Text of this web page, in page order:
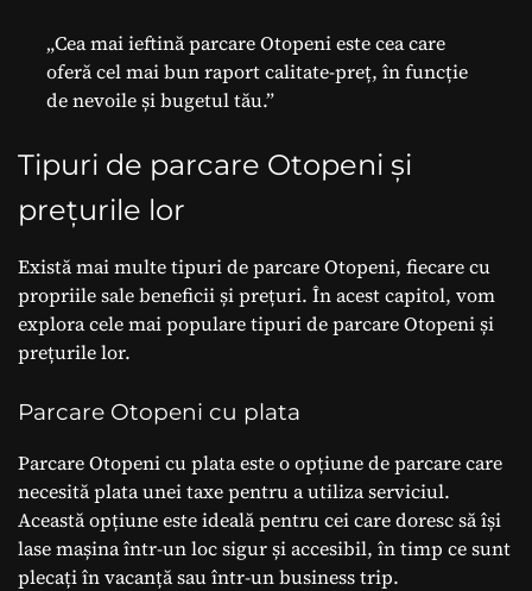
„Cea mai ieftină parcare Otopeni este cea care
oferă cel mai bun raport calitate-preț, în funcție
de nevoile și bugetul tău.”
Tipuri de parcare Otopeni și
prețurile lor
Există mai multe tipuri de parcare Otopeni, fiecare cu
propriile sale beneficii și prețuri. În acest capitol, vom
explora cele mai populare tipuri de parcare Otopeni și
prețurile lor.
Parcare Otopeni cu plata
Parcare Otopeni cu plata este o opțiune de parcare care
necesită plata unei taxe pentru a utiliza serviciul.
Această opțiune este ideală pentru cei care doresc să își
lase mașina într-un loc sigur și accesibil, în timp ce sunt
plecați în vacanță sau într-un business trip.